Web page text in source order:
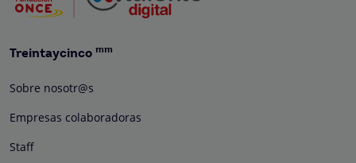
Treintaycinco mm
Sobre nosotr@s
Empresas colaboradoras
Staff